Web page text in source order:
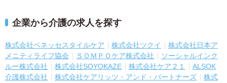
企業から介護の求人を探す
株式会社ベネッセスタイルケア 株式会社ツクイ
株式会社日本ア
メニティライフ協会
ＳＯＭＰＯケア株式会社
ソーシャルインク
ルー株式会社
株式会社SOYOKAZE 株式会社ケア２１
ALSOK
介護株式会社
株式会社ケアリッツ・アンド・パートナーズ
株式